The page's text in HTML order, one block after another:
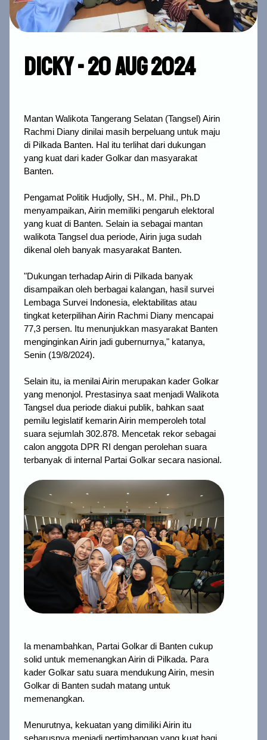
Dicky - 20 Aug 2024
Mantan Walikota Tangerang Selatan (Tangsel) Airin
Rachmi Diany dinilai masih berpeluang untuk maju
di Pilkada Banten. Hal itu terlihat dari dukungan
yang kuat dari kader Golkar dan masyarakat
Banten.
Pengamat Politik Hudjolly, SH., M. Phil., Ph.D
menyampaikan, Airin memiliki pengaruh elektoral
yang kuat di Banten. Selain ia sebagai mantan
walikota Tangsel dua periode, Airin juga sudah
dikenal oleh banyak masyarakat Banten.
"Dukungan terhadap Airin di Pilkada banyak
disampaikan oleh berbagai kalangan, hasil survei
Lembaga Survei Indonesia, elektabilitas atau
tingkat keterpilihan Airin Rachmi Diany mencapai
77,3 persen. Itu menunjukkan masyarakat Banten
menginginkan Airin jadi gubernurnya," katanya,
Senin (19/8/2024).
Selain itu, ia menilai Airin merupakan kader Golkar
yang menonjol. Prestasinya saat menjadi Walikota
Tangsel dua periode diakui publik, bahkan saat
pemilu legislatif kemarin Airin memperoleh total
suara sejumlah 302.878. Mencetak rekor sebagai
calon anggota DPR RI dengan perolehan suara
terbanyak di internal Partai Golkar secara nasional.
Ia menambahkan, Partai Golkar di Banten cukup
solid untuk memenangkan Airin di Pilkada. Para
kader Golkar satu suara mendukung Airin, mesin
Golkar di Banten sudah matang untuk
memenangkan.
Menurutnya, kekuatan yang dimiliki Airin itu